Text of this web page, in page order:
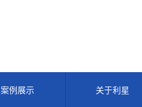
案例展示 关于利星